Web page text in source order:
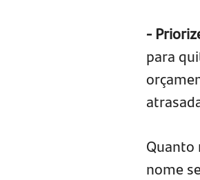
-
para
Quanto
nome